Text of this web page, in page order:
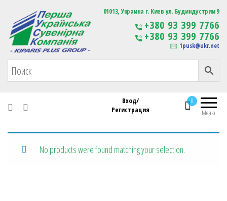
Первая Украинская Сувенирная Компания Изготовление
сувенирной продукции
с логотипом
01013, Украина г. Киев ул. Будиндустрии 9
+380 93 399 7766
+380 93 399 7766
1pusk@ukr.net
Меню
0
Вход/
Регистрация
No products were found matching your selection.